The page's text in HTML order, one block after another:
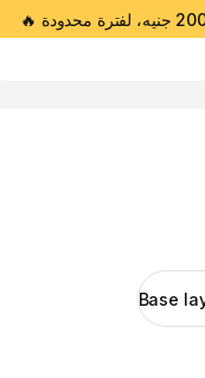
Base